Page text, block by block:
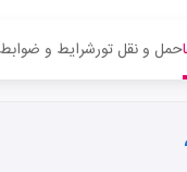
حمل و نقل تورشرایط و ضوابط